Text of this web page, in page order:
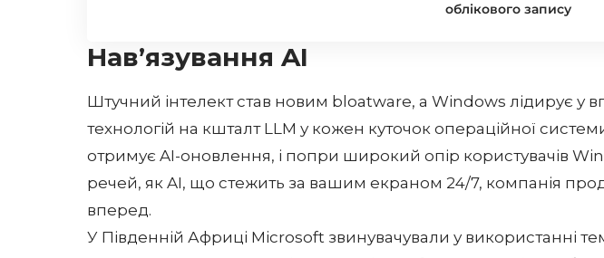
облікового запису
Нав’язування AI
Штучний інтелект став новим bloatware, а Windows лідирує у
технологій на кшталт LLM у кожен куточок операційної
отримує AI-оновлення, і попри широкий опір користувачів
речей, як AI, що стежить за вашим екраном 24/7, компанія
вперед.
У Південній Африці Microsoft звинувачували у використанні